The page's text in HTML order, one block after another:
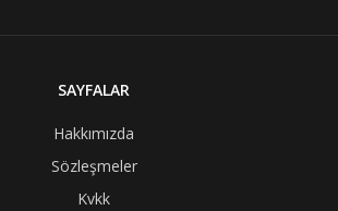
SAYFALAR
Hakkımızda
Sözleşmeler
Kvkk